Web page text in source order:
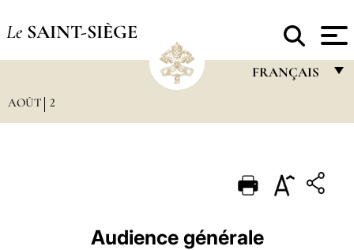
Le SAINT-SIÈGE
FRANÇAIS
PORTUGUÊS
ESPAÑOL
AOÛT 2
Audience générale